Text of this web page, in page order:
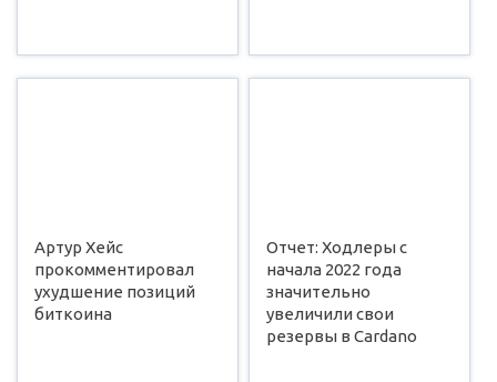
Артур Хейс
прокомментировал
ухудшение позиций
биткоина
Отчет: Ходлеры с
начала 2022 года
значительно
увеличили свои
резервы в Cardano